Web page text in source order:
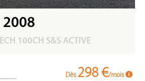
2008
100CH S&S ACTIVE
Dès 298 €/mois